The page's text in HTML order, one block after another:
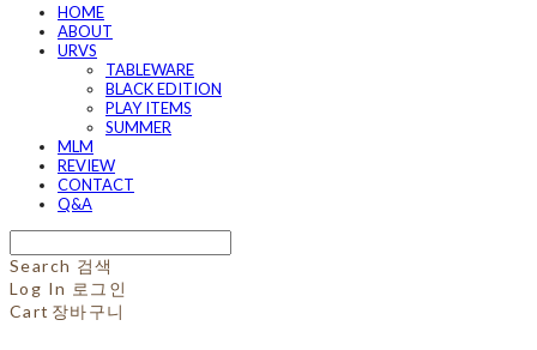
HOME
ABOUT
URVS
TABLEWARE
BLACK EDITION
PLAY ITEMS
SUMMER
MLM
REVIEW
CONTACT
Q&A
Search 검색
Log In 로그인
Cart 장바구니